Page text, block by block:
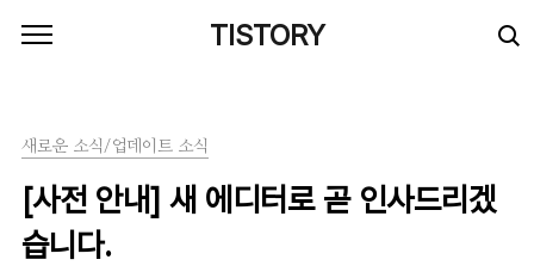
TISTORY
새로운 소식/업데이트 소식
[사전 안내] 새 에디터로 곧 인사드리겠
습니다.